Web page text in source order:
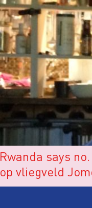
Rwanda says
op vliegveld